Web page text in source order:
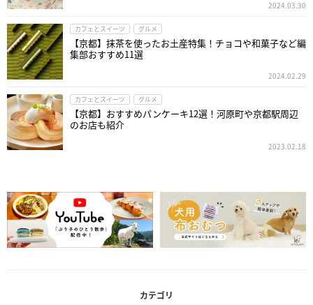
2024.03.30
カフェとスイーツ グルメ
【京都】抹茶を使ったお土産特集！チョコや和菓子など編
集部おすすめ11選
2024.02.29
カフェとスイーツ グルメ
【京都】おすすめパンケーキ12選！河原町や京都駅周辺
のお店も紹介
2023.02.18
カテゴリ